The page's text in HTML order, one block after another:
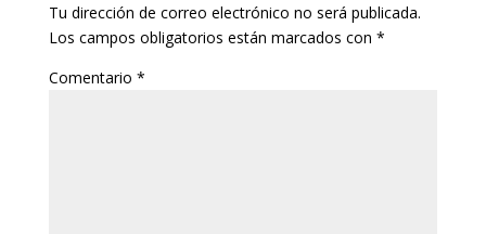
Tu dirección de correo electrónico no será publicada.
Los campos obligatorios están marcados con *
Comentario *